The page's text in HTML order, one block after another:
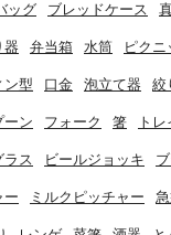
ッグ ブレッドケース
器 弁当箱 水筒 ピクニ
ン型 口金 泡立て器 絞
ーン フォーク 箸 トレ
ラス ビールジョッキ
ー ミルクピッチャー